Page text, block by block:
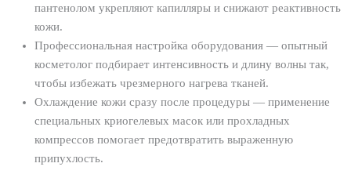
пантенолом укрепляют капилляры и снижают реактивность
кожи.
Профессиональная настройка оборудования — опытный
косметолог подбирает интенсивность и длину волны так,
чтобы избежать чрезмерного нагрева тканей.
Охлаждение кожи сразу после процедуры — применение
специальных криогелевых масок или прохладных
компрессов помогает предотвратить выраженную
припухлость.